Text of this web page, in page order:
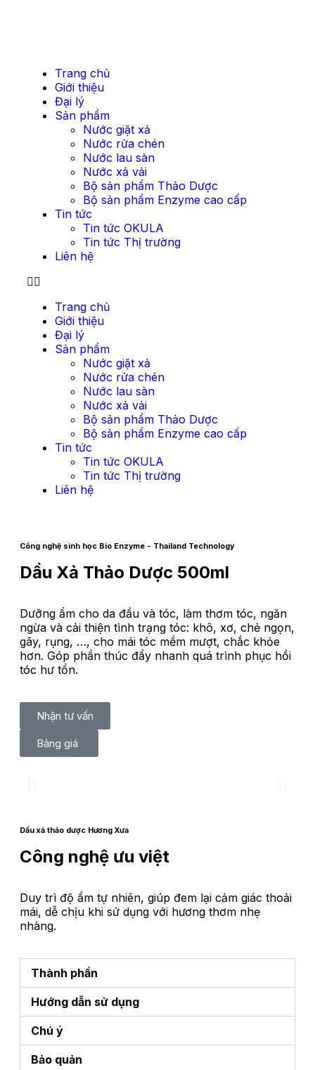
Trang chủ
Giới thiệu
Đại lý
Sản phẩm
Nước giặt xả
Nước rửa chén
Nước lau sàn
Nước xả vải
Bộ sản phẩm Thảo Dược
Bộ sản phẩm Enzyme cao cấp
Tin tức
Tin tức OKULA
Tin tức Thị trường
Liên hệ
Trang chủ
Giới thiệu
Đại lý
Sản phẩm
Nước giặt xả
Nước rửa chén
Nước lau sàn
Nước xả vải
Bộ sản phẩm Thảo Dược
Bộ sản phẩm Enzyme cao cấp
Tin tức
Tin tức OKULA
Tin tức Thị trường
Liên hệ
Công nghệ sinh học Bio Enzyme - Thailand Technology
Dầu Xả Thảo Dược 500ml
Dưỡng ẩm cho da đầu và tóc, làm thơm tóc, ngăn
ngừa và cải thiện tình trạng tóc: khô, xơ, chẻ ngọn,
gãy, rụng, …, cho mái tóc mềm mượt, chắc khỏe
hơn. Góp phần thúc đẩy nhanh quá trình phục hồi
tóc hư tổn.
Nhận tư vấn
Bảng giá
Dầu xả thảo dược Hương Xưa
Công nghệ ưu việt
Duy trì độ ẩm tự nhiên, giúp đem lại cảm giác thoải
mái, dễ chịu khi sử dụng với hương thơm nhẹ
nhàng.
Thành phần
Hướng dẫn sử dụng
Chú ý
Bảo quản